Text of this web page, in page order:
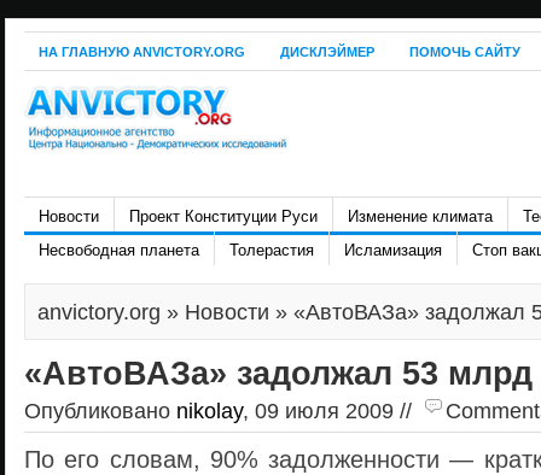
НА ГЛАВНУЮ ANVICTORY.ORG ДИСКЛЭЙМЕР ПОМОЧЬ САЙТУ
Новости Проект Конституции Руси Изменение климата
Несвободная планета
Толерастия Исламизация Стоп
anvictory.org » Новости » «АвтоВАЗа» задолжал
«АвтоВАЗа» задолжал 53 млрд
Опубликовано nikolay, 09 июля 2009 //
По его словам, 90% задолженности —